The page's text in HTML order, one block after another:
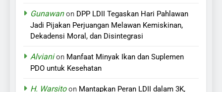
Gunawanon DPP LDII Tegaskan Hari Pahlawan
Jadi Pijakan Perjuangan Melawan Kemiskinan,
Dekadensi Moral, dan Disintegrasi
Alvianion Manfaat Minyak Ikan dan Suplemen
PDO untuk Kesehatan
H. Warsitoon Mantapkan Peran LDII dalam 3K,